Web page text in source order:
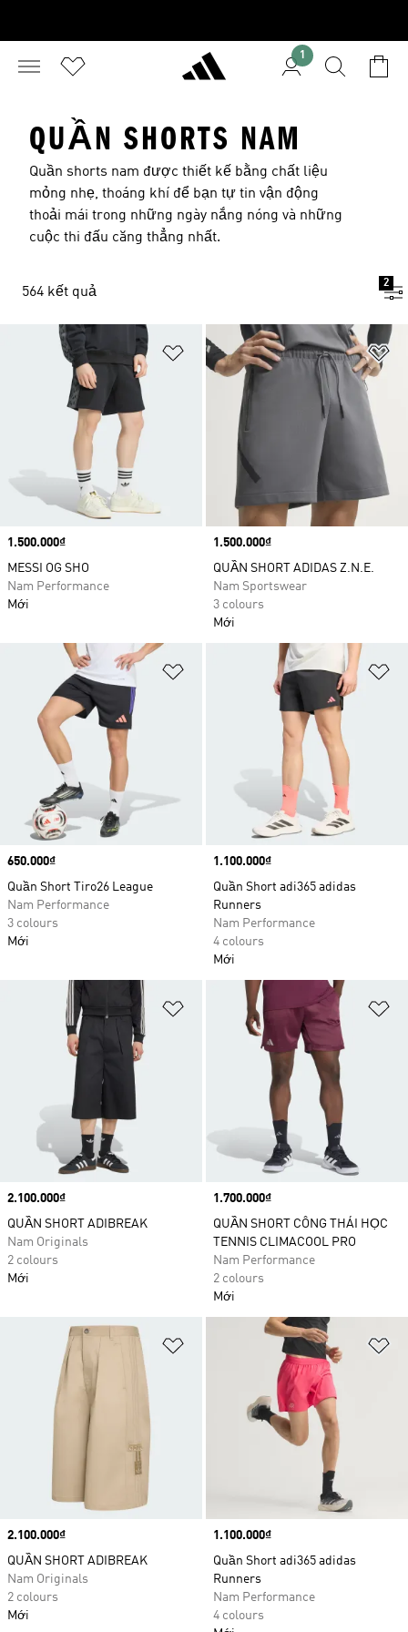
1
QUẦN SHORTS NAM
Quần shorts nam được thiết kế bằng chất liệu
mỏng nhẹ, thoáng khí để bạn tự tin vận động
thoải mái trong những ngày nắng nóng và những
cuộc thi đấu căng thẳng nhất.
564 kết quả
2
Add to Wishlist
Price
1.500.000₫
MESSI OG SHO
Nam Performance
Mới
Price
1.500.000₫
QUẦN SHORT ADIDAS Z.N.E.
Nam Sportswear
3 colours
Mới
Add to Wishlist
Price
650.000₫
Quần Short Tiro26 League
Nam Performance
3 colours
Mới
Price
1.100.000₫
Quần Short adi365 adidas
Runners
Nam Performance
4 colours
Mới
Add to Wishlist
Price
2.100.000₫
QUẦN SHORT ADIBREAK
Nam Originals
2 colours
Mới
Price
1.700.000₫
QUẦN SHORT CÔNG THÁI HỌC
TENNIS CLIMACOOL PRO
Nam Performance
2 colours
Mới
Add to Wishlist
Price
2.100.000₫
QUẦN SHORT ADIBREAK
Nam Originals
2 colours
Mới
Price
1.100.000₫
Quần Short adi365 adidas
Runners
Nam Performance
4 colours